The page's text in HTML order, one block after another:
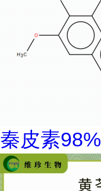
秦皮素98%